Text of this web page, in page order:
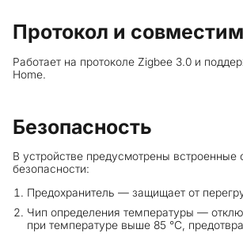
Протокол и
Работает на протоколе Zigbee 3.0 и
Home.
Безопасность
В устройстве предусмотрены встроенные
безопасности:
Предохранитель — защищает от
Чип определения температуры —
при температуре выше 85 °C,